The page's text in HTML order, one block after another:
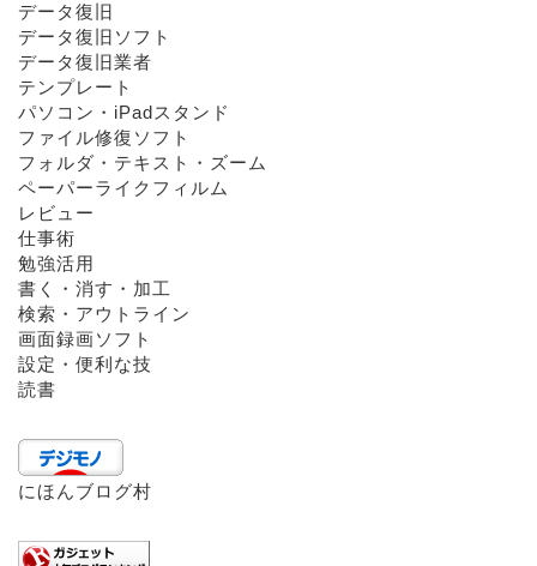
データ復旧
データ復旧ソフト
データ復旧業者
テンプレート
パソコン・iPadスタンド
ファイル修復ソフト
フォルダ・テキスト・ズーム
ペーパーライクフィルム
レビュー
仕事術
勉強活用
書く・消す・加工
検索・アウトライン
画面録画ソフト
設定・便利な技
読書
にほんブログ村